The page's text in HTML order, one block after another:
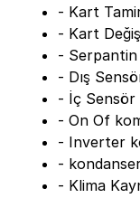
- Kart
- Kart
- Serpantin
- Dış
- İç Sensör
- On Of
- Inverter
-
- Klima